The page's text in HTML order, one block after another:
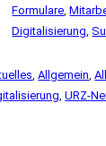
Formulare,
Digitalisierung,
, Allgemein,
, URZ-